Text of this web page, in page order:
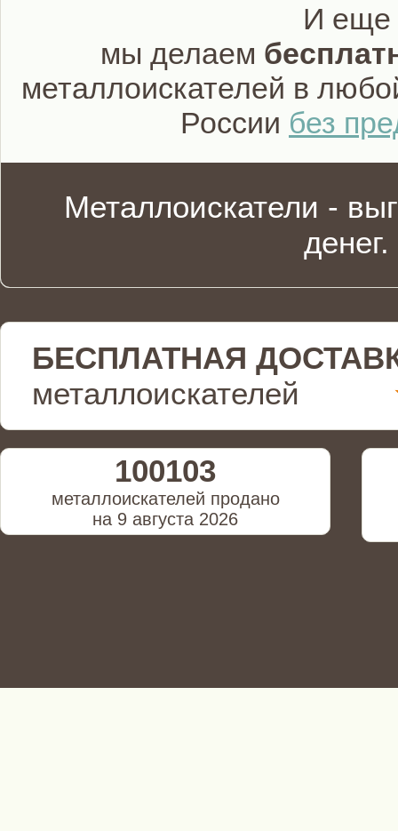
И еще
мы делаем
металлоискателей в
России без
Металлоискатели -
денег.
БЕСПЛАТНАЯ
металлоискателей
100103
металлоискателей продано
на 9 августа 2026